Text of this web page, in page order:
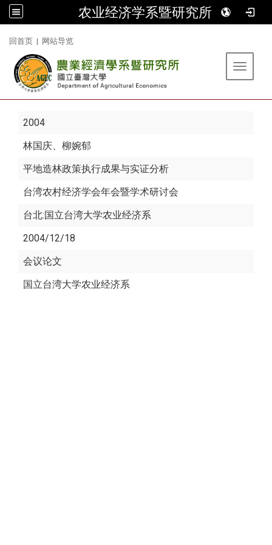
农业经济学系暨研究所
回首页 | 网站导览
Toggle
2004
林国庆、柳婉郁
平地造林政策执行成果与实证分析
台湾农村经济学会年会暨学术研讨会
台北:国立台湾大学农业经济系
2004/12/18
会议论文
国立台湾大学农业经济系